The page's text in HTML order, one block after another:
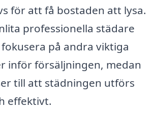
för att få bostaden att lysa.
professionella städare
på andra viktiga
inför försäljningen, medan
till att städningen utförs
effektivt.